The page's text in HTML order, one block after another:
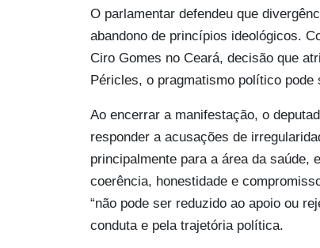
O parlamentar defendeu que
abandono de princípios ideológicos.
Ciro Gomes no Ceará, decisão que
Péricles, o pragmatismo político
Ao encerrar a manifestação, o
responder a acusações de
principalmente para a área da saúde,
coerência, honestidade e
“não pode ser reduzido ao apoio ou
conduta e pela trajetória política.